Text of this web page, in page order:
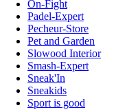
On-Fight
Padel-Expert
Pecheur-Store
Pet and Garden
Slowood Interior
Smash-Expert
Sneak'In
Sneakids
Sport is good